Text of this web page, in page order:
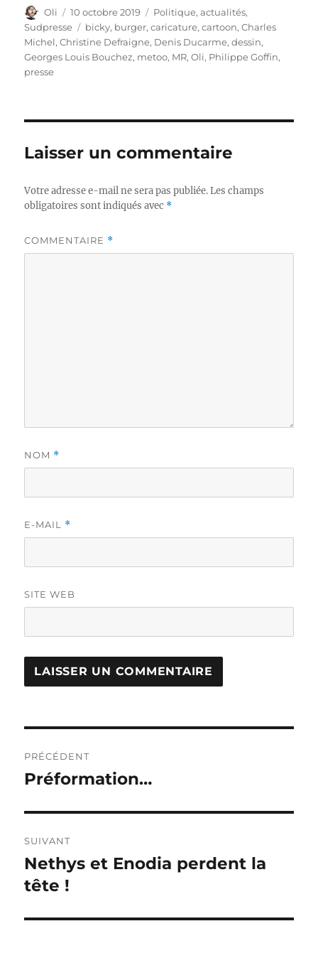
Auteur
Oli
Publié
le
10 octobre 2019 Catégories
Politique, actualités,
Sudpresse
Étiquettes
bicky, burger,caricature,cartoon,Charles
Michel,Christine Defraigne, Denis Ducarme,dessin,
Georges Louis Bouchez, metoo, MR,Oli, Philippe Goffin,
presse
Laisser un commentaire
Votre adresse e-mail ne sera pas publiée. Les champs
obligatoires sont indiqués avec *
COMMENTAIRE *
NOM *
E-MAIL *
SITE WEB
de
PRÉCÉDENT
Publication
Préformation…
SUIVANT
Publication
suivante :
Nethys et Enodia perdent la
tête !